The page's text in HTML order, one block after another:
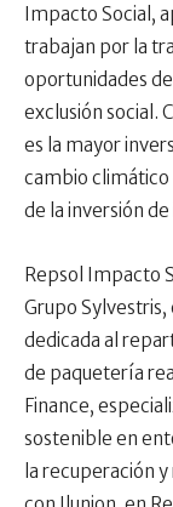
Impacto Social,
trabajan por la
oportunidades
exclusión social.
es la mayor
cambio climático
de la inversión
Repsol Impacto
Grupo
dedicada al
de paquetería
Finance,
sostenible en
la recuperación